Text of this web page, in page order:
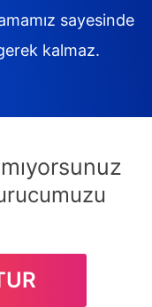
sayesinde
kalmaz.